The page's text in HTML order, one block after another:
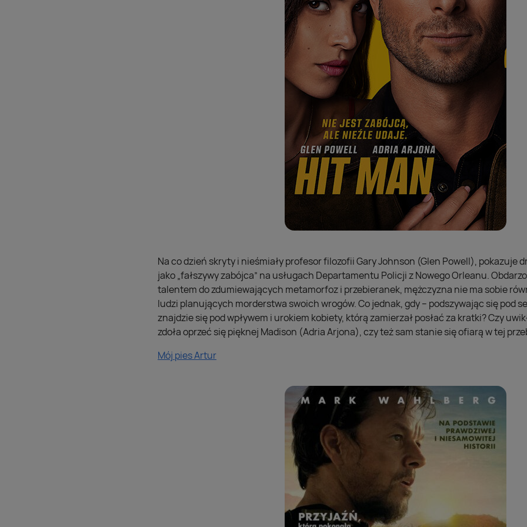
Na co dzień skryty i nieśmiały profesor filozofii Gary Johnson (Glen Powell), pokazuje
jako „fałszywy zabójca” na usługach Departamentu Policji z Nowego Orleanu.
talentem do zdumiewających metamorfoz i przebieranek, mężczyzna nie ma sobie
ludzi planujących morderstwa swoich wrogów. Co jednak, gdy – podszywając się pod
znajdzie się pod wpływem i urokiem kobiety, którą zamierzał posłać za kratki? Czy
zdoła oprzeć się pięknej Madison (Adria Arjona), czy też sam stanie się ofiarą w tej
Mój pies Artur